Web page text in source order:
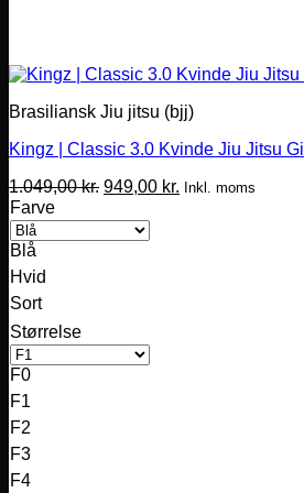
Brasiliansk Jiu jitsu (bjj)
Kingz | Classic 3.0 Kvinde Jiu Jitsu Gi
1.049,00kr. Den
pris
var:
949,00 kr. Den
Inkl. moms
Farve
Blå
Hvid
Sort
Størrelse
F0
F1
F2
F3
F4